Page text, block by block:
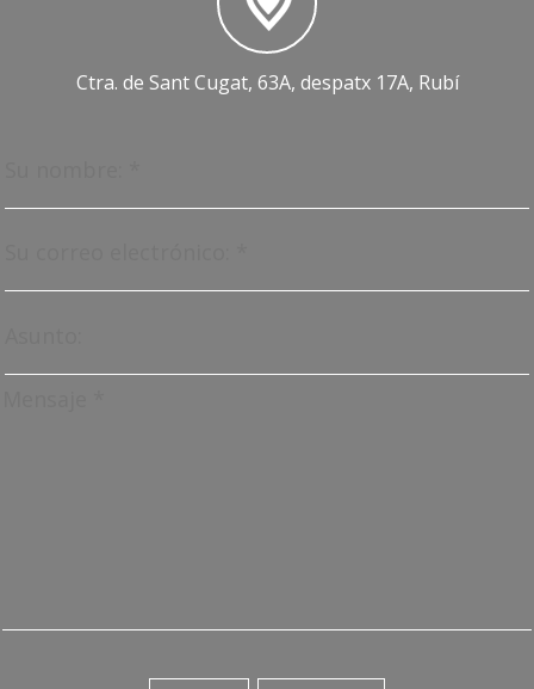
Ctra. de Sant Cugat, 63A, despatx 17A, Rubí